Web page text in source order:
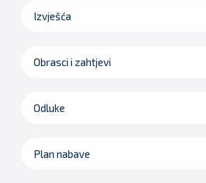
Izvješća
Obrasci i zahtjevi
Odluke
Plan nabave